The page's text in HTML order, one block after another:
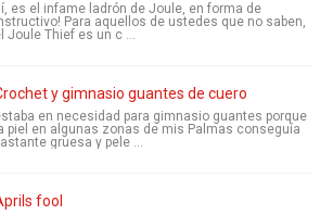
es el infame ladrón de Joule, en forma de
Para aquellos de ustedes que no saben,
Joule Thief es un c ...
y gimnasio guantes de cuero
en necesidad para gimnasio guantes porque
piel en algunas zonas de mis Palmas conseguía
gruesa y pele ...
fool